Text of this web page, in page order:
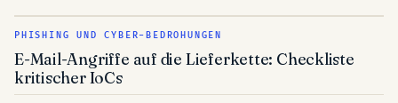
PHISHING UND CYBER-BEDROHUNGEN
E-Mail-Angriffe auf die Lieferkette: Checkliste
kritischer IoCs